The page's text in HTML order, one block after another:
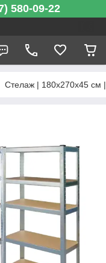
580-09-22
Стелаж | 180х270х45 см